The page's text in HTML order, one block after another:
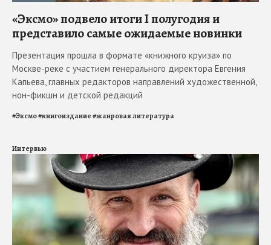
«Эксмо» подвело итоги I полугодия и
представило самые ожидаемые новинки
Презентация прошла в формате «книжного круиза» по
Москве-реке с участием генерального директора Евгения
Капьева, главных редакторов направлений художественной,
нон-фикшн и детской редакций
#Эксмо#книгоиздание#жанровая литература
Интервью